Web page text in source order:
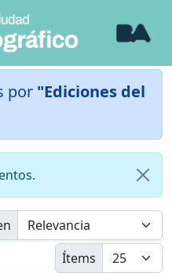
por "Ediciones del
Ítems